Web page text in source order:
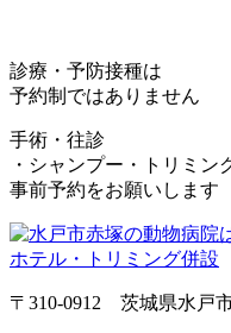
診療・予防接種は
予約制ではありません
手術・往診
・シャンプー・トリミン
事前予約をお願いします
〒310-0912 茨城県水戸